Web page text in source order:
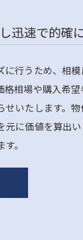
迅速で的確
に行うため、相
格相場や購入希
せいたします。
元に価値を算出
。